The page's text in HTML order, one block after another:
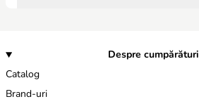
Despre cumpărături
Catalog
Brand-uri